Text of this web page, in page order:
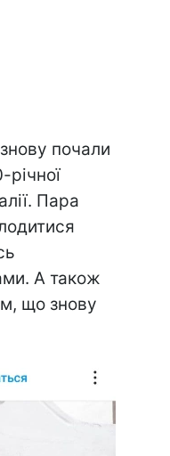
почали
Пара
А також
що знову